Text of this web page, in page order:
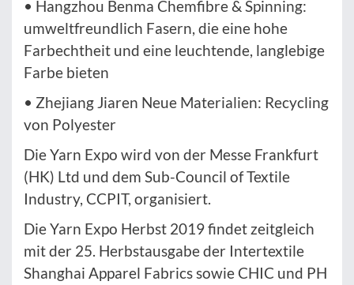
• Hangzhou Benma Chemfibre & Spinning:
umweltfreundlich Fasern, die eine hohe
Farbechtheit und eine leuchtende, langlebige
Farbe bieten
• Zhejiang Jiaren Neue Materialien: Recycling
von Polyester
Die Yarn Expo wird von der Messe Frankfurt
(HK) Ltd und dem Sub-Council of Textile
Industry, CCPIT, organisiert.
Die Yarn Expo Herbst 2019 findet zeitgleich
mit der 25. Herbstausgabe der Intertextile
Shanghai Apparel Fabrics sowie CHIC und PH